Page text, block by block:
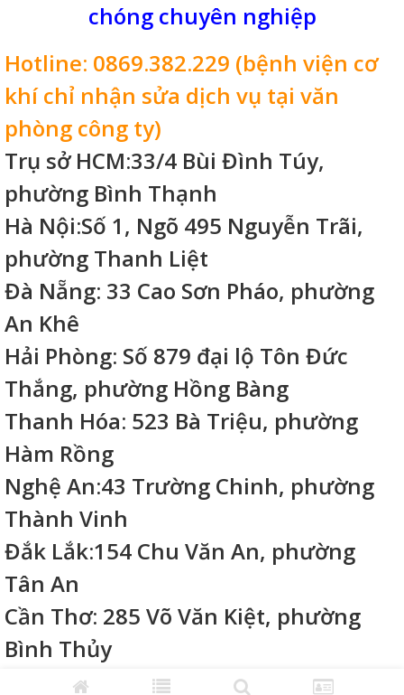
chóng chuyên nghiệp
Hotline: 0869.382.229 (bệnh viện cơ
khí chỉ nhận sửa dịch vụ tại văn
phòng công ty)
Trụ sở HCM:33/4 Bùi Đình Túy,
phường Bình Thạnh
Hà Nội:Số 1, Ngõ 495 Nguyễn Trãi,
phường Thanh Liệt
Đà Nẵng: 33 Cao Sơn Pháo, phường
An Khê
Hải Phòng: Số 879 đại lộ Tôn Đức
Thắng, phường Hồng Bàng
Thanh Hóa: 523 Bà Triệu, phường
Hàm Rồng
Nghệ An:43 Trường Chinh, phường
Thành Vinh
Đắk Lắk:154 Chu Văn An, phường
Tân An
Cần Thơ: 285 Võ Văn Kiệt, phường
Bình Thủy